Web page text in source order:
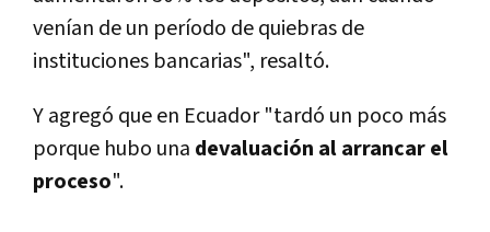
venían de un período de quiebras de
instituciones bancarias", resaltó.
Y agregó que en Ecuador "tardó un poco más
porque hubo una devaluación al arrancar el
proceso".